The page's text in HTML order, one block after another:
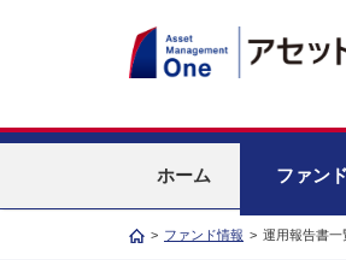
ホーム ファン
> ファンド情報 > 運用報告書一